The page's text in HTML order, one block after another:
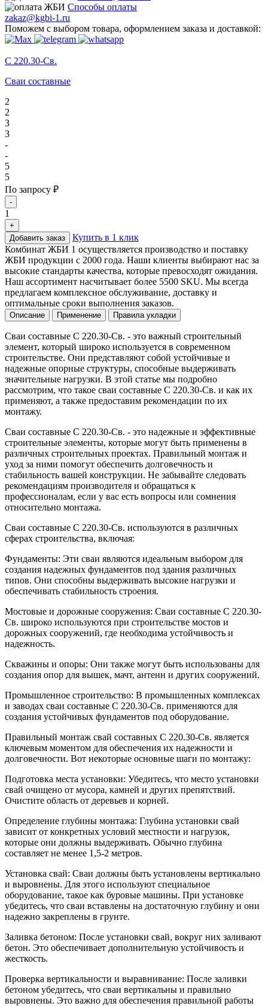
Способы оплаты
zakaz@kgbi-1.ru
Поможем с выбором товара, оформлением заказа и доставкой:
C 220.30-Св.
Сваи составные
2
2
3
3
-
-
5
5
По запросу ₽
-
1
+
Добавить заказ
Купить в 1 клик
Комбинат ЖБИ 1 осуществляется производство и поставку
ЖБИ продукции с 2000 года. Наши клиенты выбирают нас за
высокие стандарты качества, которые превосходят ожидания.
Наш ассортимент насчитывает более 5500 SKU. Мы всегда
предлагаем комплексное обслуживание, доставку и
оптимальные сроки выполнения заказов.
Описание Применение Правила укладки
Сваи составные C 220.30-Св. - это важный строительный
элемент, который широко используется в современном
строительстве. Они представляют собой устойчивые и
надежные опорные структуры, способные выдерживать
значительные нагрузки. В этой статье мы подробно
рассмотрим, что такое сваи составные C 220.30-Св. и как их
применяют, а также предоставим рекомендации по их
монтажу.
Сваи составные C 220.30-Св. - это надежные и эффективные
строительные элементы, которые могут быть применены в
различных строительных проектах. Правильный монтаж и
уход за ними помогут обеспечить долговечность и
стабильность вашей конструкции. Не забывайте следовать
рекомендациям производителя и обращаться к
профессионалам, если у вас есть вопросы или сомнения
относительно монтажа.
Сваи составные C 220.30-Св. используются в различных
сферах строительства, включая:
Фундаменты: Эти сваи являются идеальным выбором для
создания надежных фундаментов под здания различных
типов. Они способны выдерживать высокие нагрузки и
обеспечивать стабильность строения.
Мостовые и дорожные сооружения: Сваи составные C 220.30-
Св. широко используются при строительстве мостов и
дорожных сооружений, где необходима устойчивость и
надежность.
Скважины и опоры: Они также могут быть использованы для
создания опор для вышек, мачт, антенн и других сооружений.
Промышленное строительство: В промышленных комплексах
и заводах сваи составные C 220.30-Св. применяются для
создания устойчивых фундаментов под оборудование.
Правильный монтаж свай составных C 220.30-Св. является
ключевым моментом для обеспечения их надежности и
долговечности. Вот некоторые основные шаги по монтажу:
Подготовка места установки: Убедитесь, что место установки
свай очищено от мусора, камней и других препятствий.
Очистите область от деревьев и корней.
Определение глубины монтажа: Глубина установки свай
зависит от конкретных условий местности и нагрузок,
которые они должны выдерживать. Обычно глубина
составляет не менее 1,5-2 метров.
Установка свай: Сваи должны быть установлены вертикально
и выровнены. Для этого используют специальное
оборудование, такое как буровые машины. При установке
убедитесь, что сваи вставлены на достаточную глубину и они
надежно закреплены в грунте.
Заливка бетоном: После установки свай, вокруг них заливают
бетон. Это обеспечивает дополнительную устойчивость и
жесткость.
Проверка вертикальности и выравнивание: После заливки
бетоном убедитесь, что сваи вертикальны и правильно
выровнены. Это важно для обеспечения правильной работы